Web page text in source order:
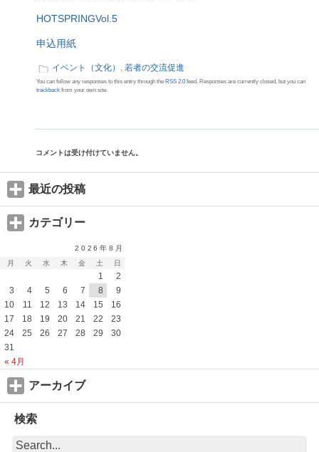
HOTSPRINGVol.5
申込用紙
イベント（文化） , 若者の交流促進
You can follow any responses to this entry through the RSS 2.0 feed. Responses are currently closed, but you can
trackback from your own site.
コメントは受け付けていません。
最近の投稿
カテゴリー
2026年8月
月
火 水 木 金 土 日
« 4月
1
2
3
4 5 6 7 8
9
10
11 12 13 14 15
16
17
18 19 20 21 22
23
24
25 26 27 28 29
30
31
アーカイブ
検索